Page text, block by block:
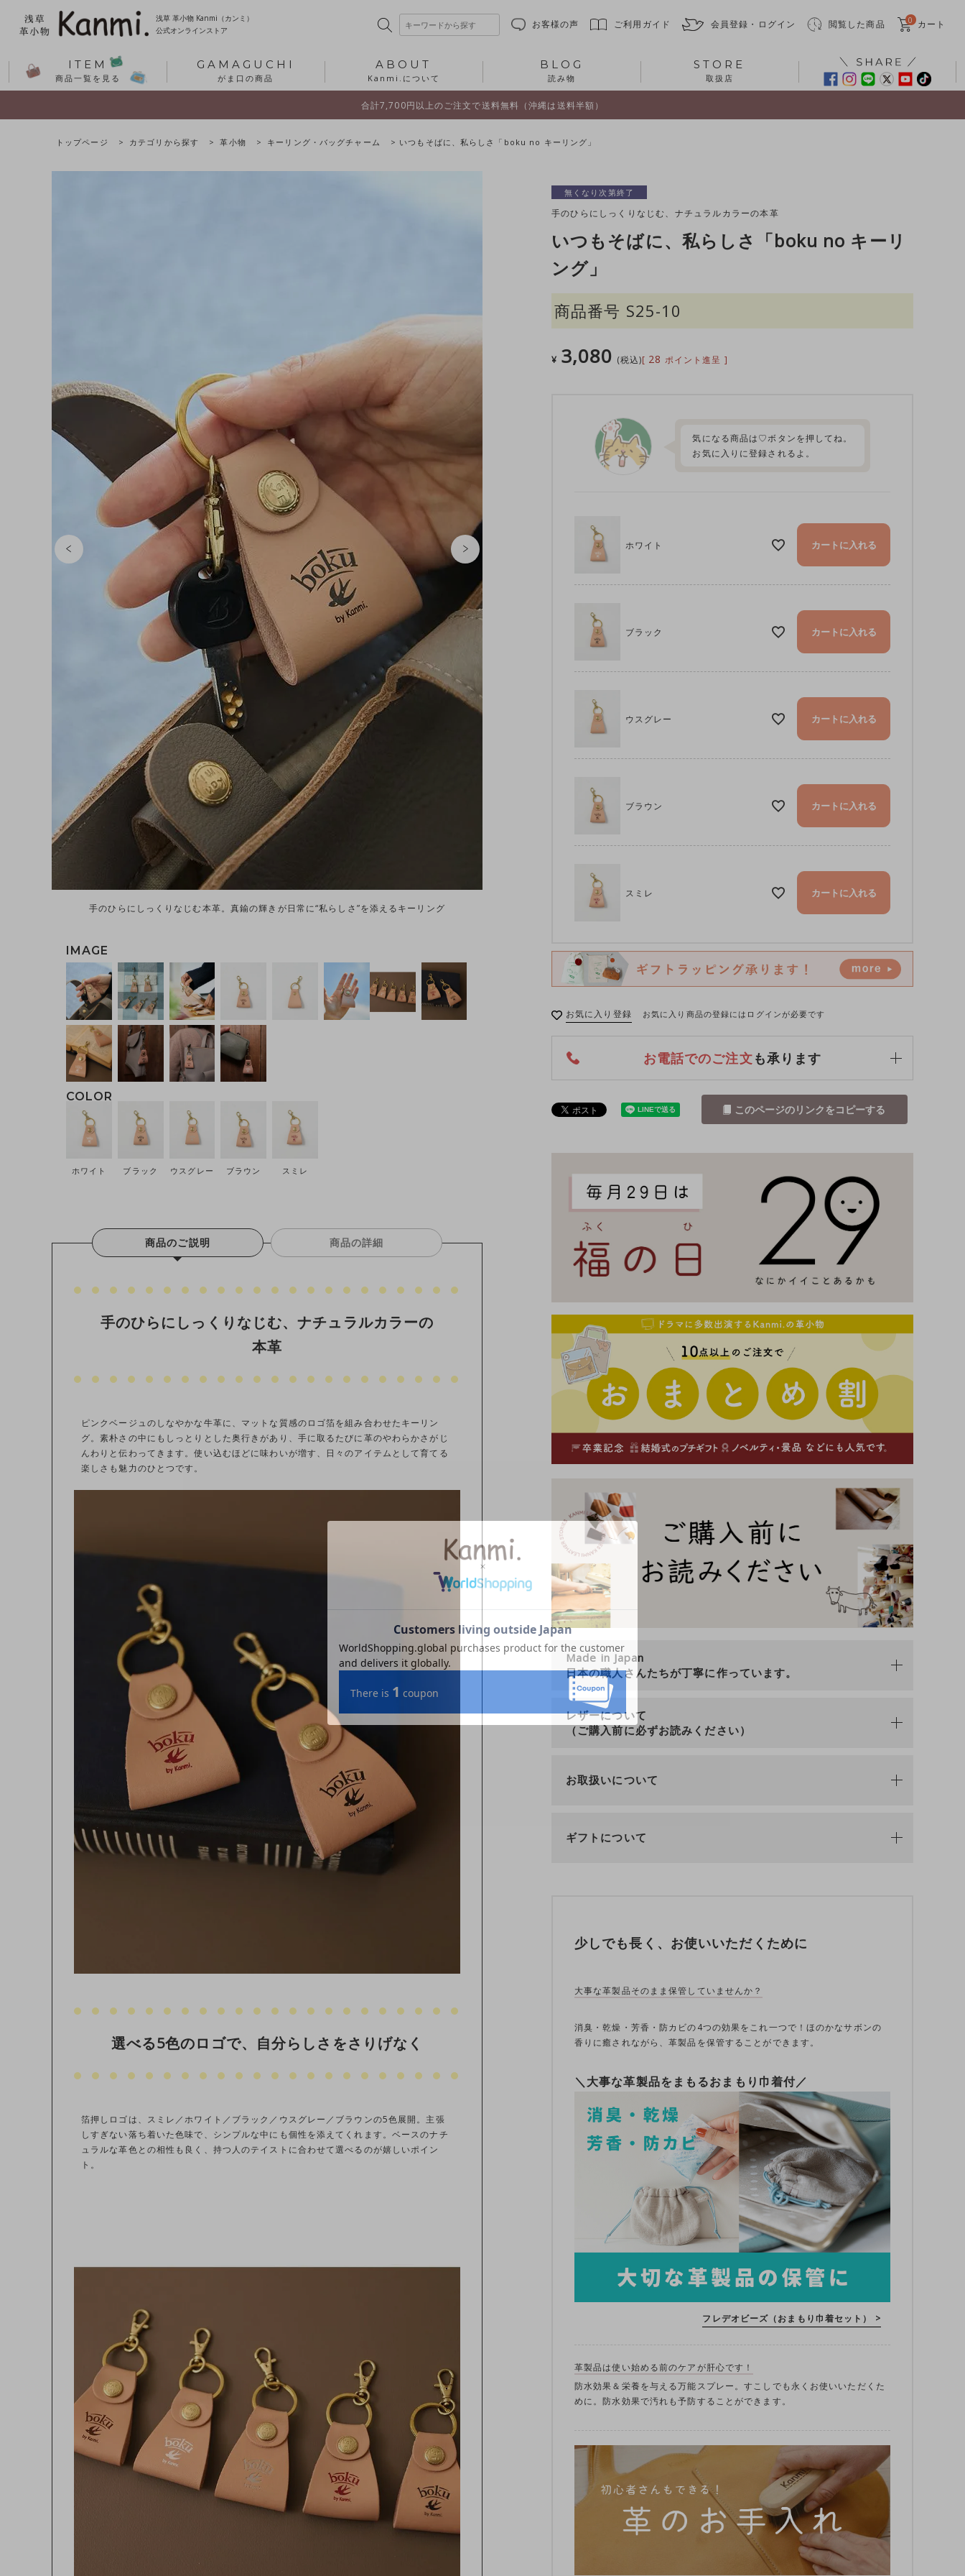
浅草 革小物 Kanmi（カンミ）
公式オンラインストア
お客様の声 ご利用ガイド 会員登録・ログイン 閲覧した商品 0 カート
ITEM
商品一覧を見る
GAMAGUCHI
がま口の商品
ABOUT
Kanmi.について
BLOG
読み物
STORE
取扱店
合計7,700円以上のご注文で送料無料（沖縄は送料半額）
トップページ カテゴリから探す 革小物 キーリング・バッグチャーム いつもそばに、私らしさ「boku no キーリング」
手のひらにしっくりなじむ本革。真鍮の輝きが日常に“私らしさ”を添えるキーリング 本革×真鍮の上質な組み合わせ。ナチュラルな色合いで大人の手元にな
ホワイト ブラック ウスグレー ブラウン スミレ
商品のご説明 商品の詳細
手のひらにしっくりなじむ、ナチュラルカラーの
本革
ピンクベージュのしなやかな牛革に、マットな質感のロゴ箔を組み合わせたキーリン
グ。素朴さの中にもしっとりとした奥行きがあり、手に取るたびに革のやわらかさがじ
んわりと伝わってきます。使い込むほどに味わいが増す、日々のアイテムとして育てる
楽しさも魅力のひとつです。
選べる5色のロゴで、自分らしさをさりげなく
箔押しロゴは、スミレ／ホワイト／ブラック／ウスグレー／ブラウンの5色展開。主張
しすぎない落ち着いた色味で、シンプルな中にも個性を添えてくれます。ベースのナチ
ュラルな革色との相性も良く、持つ人のテイストに合わせて選べるのが嬉しいポイン
ト。
無くなり次第終了
手のひらにしっくりなじむ、ナチュラルカラーの本革
いつもそばに、私らしさ「boku no キーリ
ング」
商品番号 S25-10
¥ 3,080 税込 [ 28 ポイント進呈 ]
気になる商品は♡ボタンを押してね。
お気に入りに登録されるよ。
ホワイト カートに入れる
ブラック カートに入れる
ウスグレー カートに入れる
ブラウン カートに入れる
スミレ カートに入れる
お気に入り登録 お気に入り商品の登録にはログインが必要です
お電話でのご注文も承ります
このページのリンクをコピーする
Made in Japan
日本の職人さんたちが丁寧に作っています。
レザーについて
（ご購入前に必ずお読みください）
お取扱いについて
ギフトについて
少しでも長く、お使いいただくために
大事な革製品そのまま保管していませんか？
消臭・乾燥・芳香・防カビの4つの効果をこれ一つで！ほのかなサボンの
香りに癒されながら、革製品を保管することができます。
＼大事な革製品をまもるおまもり巾着付／
フレデオビーズ（おまもり巾着セット） >
革製品は使い始める前のケアが肝心です！
防水効果＆栄養を与える万能スプレー。すこしでも永くお使いいただくた
めに。防水効果で汚れも予防することができます。